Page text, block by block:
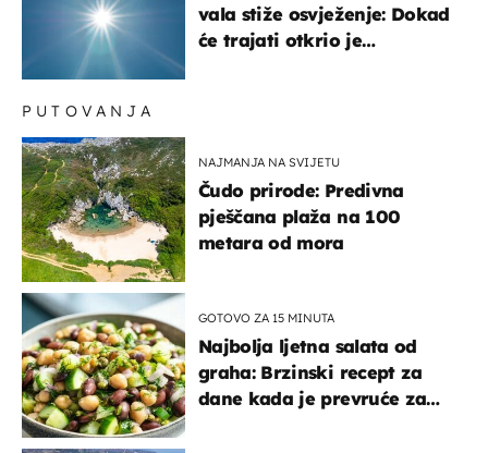
vala stiže osvježenje: Dokad
će trajati otkrio je
PUTOVANJA
NAJMANJA NA SVIJETU
Čudo prirode: Predivna
pješčana plaža na 100
metara od mora
GOTOVO ZA 15 MINUTA
Najbolja ljetna salata od
graha: Brzinski recept za
dane kada je prevruće za